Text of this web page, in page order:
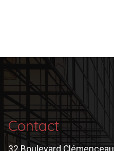
Contact
32 Boulevard Clémenceau